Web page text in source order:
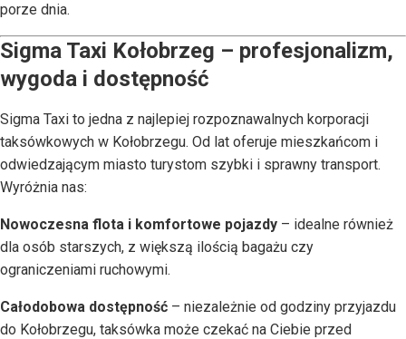
porze dnia.
Sigma Taxi Kołobrzeg – profesjonalizm,
wygoda i dostępność
Sigma Taxi to jedna z najlepiej rozpoznawalnych korporacji
taksówkowych w Kołobrzegu. Od lat oferuje mieszkańcom i
odwiedzającym miasto turystom szybki i sprawny transport.
Wyróżnia nas:
Nowoczesna flota i komfortowe pojazdy – idealne również
dla osób starszych, z większą ilością bagażu czy
ograniczeniami ruchowymi.
Całodobowa dostępność – niezależnie od godziny przyjazdu
do Kołobrzegu, taksówka może czekać na Ciebie przed